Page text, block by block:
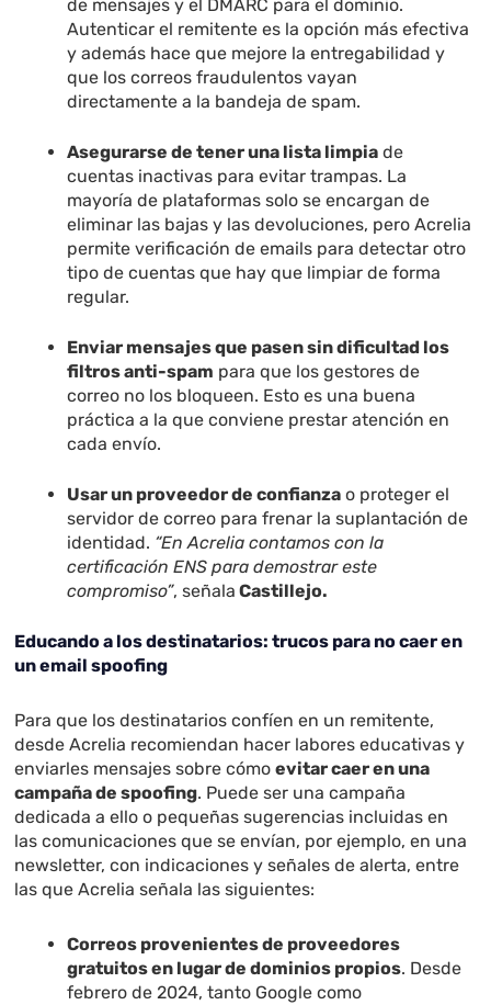
de mensajes y el DMARC para el dominio.
Autenticar el remitente es la opción más efectiva
y además hace que mejore la entregabilidad y
que los correos fraudulentos vayan
directamente a la bandeja de spam.
Asegurarse de tener una lista limpia de
cuentas inactivas para evitar trampas. La
mayoría de plataformas solo se encargan de
eliminar las bajas y las devoluciones, pero Acrelia
permite verificación de emails para detectar otro
tipo de cuentas que hay que limpiar de forma
regular.
Enviar mensajes que pasen sin dificultad los
filtros anti-spam para que los gestores de
correo no los bloqueen. Esto es una buena
práctica a la que conviene prestar atención en
cada envío.
Usar un proveedor de confianza o proteger el
servidor de correo para frenar la suplantación de
identidad. “En Acrelia contamos con la
certificación ENS para demostrar este
compromiso”, señala Castillejo.
Educando a los destinatarios: trucos para no caer en
un email spoofing
Para que los destinatarios confíen en un remitente,
desde Acrelia recomiendan hacer labores educativas y
enviarles mensajes sobre cómoevitar caer en una
campaña de spoofing. Puede ser una campaña
dedicada a ello o pequeñas sugerencias incluidas en
las comunicaciones que se envían, por ejemplo, en una
newsletter, con indicaciones y señales de alerta, entre
las que Acrelia señala las siguientes:
Correos provenientes de proveedores
gratuitos en lugar de dominios propios. Desde
febrero de 2024, tanto Google como